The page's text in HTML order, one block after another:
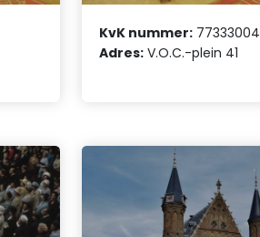
KvK nummer: 77333004
Adres: V.O.C.-plein 41